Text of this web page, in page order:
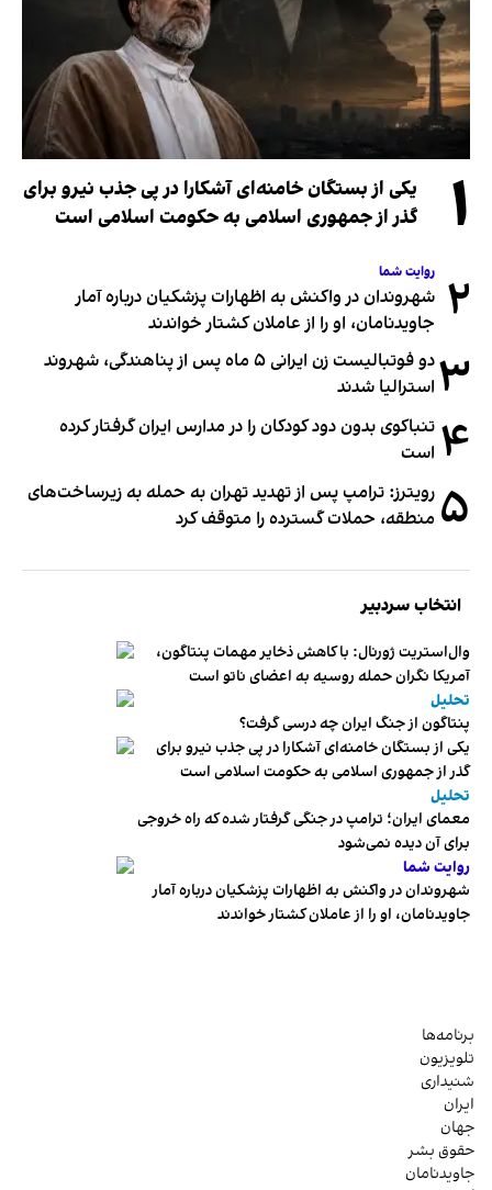
۱
یکی از بستگان خامنه‌ای آشکارا در پی جذب نیرو برای
گذر از جمهوری اسلامی به حکومت اسلامی است
۲ روایت شما
شهروندان در واکنش به اظهارات پزشکیان درباره آمار
جاویدنامان، او را از عاملان کشتار خواندند
۳
دو فوتبالیست زن ایرانی ۵ ماه پس از پناهندگی، شهروند
استرالیا شدند
۴ تنباکوی بدون دود کودکان را در مدارس ایران گرفتار کرده
است
۵ رویترز: ترامپ پس از تهدید تهران به حمله به زیرساخت‌های
منطقه، حملات گسترده را متوقف کرد
انتخاب سردبیر
وال‌استریت ژورنال: با کاهش ذخایر مهمات پنتاگون،
آمریکا نگران حمله روسیه به اعضای ناتو‌ است
تحلیل
پنتاگون از جنگ ایران چه درسی گرفت؟
یکی از بستگان خامنه‌ای آشکارا در پی جذب نیرو برای
گذر از جمهوری اسلامی به حکومت اسلامی است
تحلیل
معمای ایران؛ ترامپ در جنگی گرفتار شده که راه خروجی
برای آن دیده نمی‌شود
روایت شما
شهروندان در واکنش به اظهارات پزشکیان درباره آمار
جاویدنامان، او را از عاملان کشتار خواندند
برنامه‌ها
تلویزیون
شنیداری
ایران
جهان
حقوق بشر
جاویدنامان